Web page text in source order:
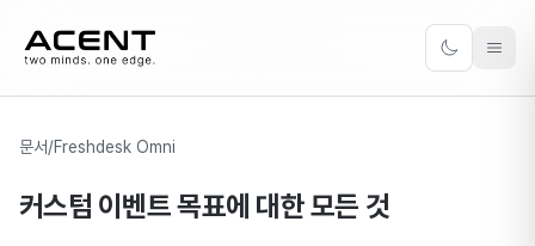
ACENT
Toggle
문서/Freshdesk Omni
커스텀 이벤트 목표에 대한 모든 것